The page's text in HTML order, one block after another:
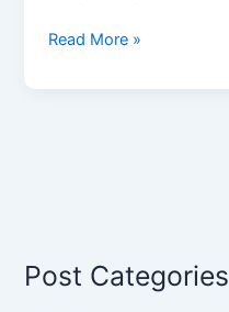
Utara
Read More »
Post Categories